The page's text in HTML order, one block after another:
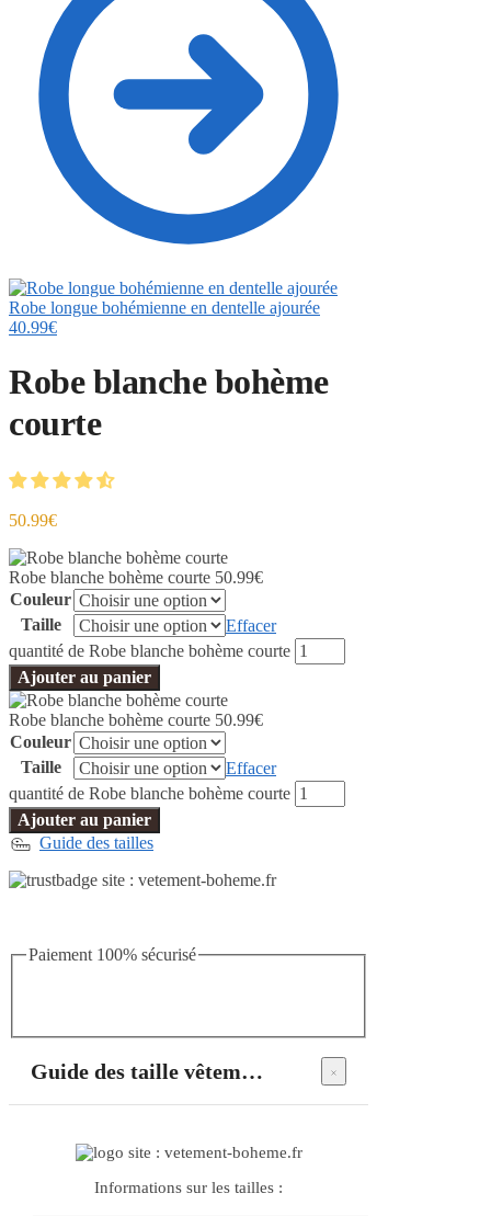
Robe longue bohémienne en dentelle ajourée
40.99€
Robe blanche bohème
courte
50.99€
Robe blanche bohème courte 50.99€
Couleur
Taille
Effacer
quantité de Robe blanche bohème courte
Ajouter au panier
Robe blanche bohème courte 50.99€
Couleur
Taille
Effacer
quantité de Robe blanche bohème courte
Ajouter au panier
Guide des tailles
Paiement 100% sécurisé
Guide des taille vêtements bohème
Informations sur les tailles :